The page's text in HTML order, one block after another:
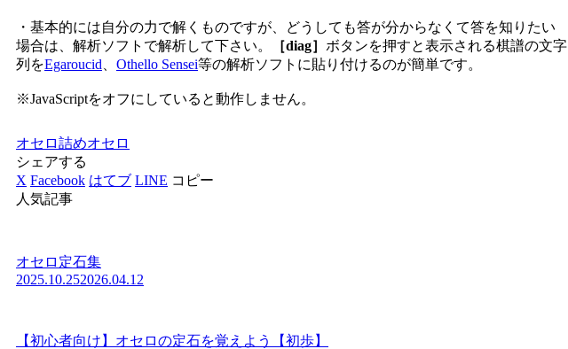
・基本的には自分の力で解くものですが、どうしても答が分からなくて答を知りたい
場合は、解析ソフトで解析して下さい。
［diag］ ボタンを押すと表示される棋譜の文字
列をEgaroucid Othello Sensei等の解析ソフトに貼り付けるのが簡単です。
※JavaScriptをオフにしていると動作しません。
オセロ詰めオセロ
シェアする
X Facebook はてブ LINE コピー
人気記事
オセロ定石集
2025.10.252026.04.12
【初心者向け】オセロの定石を覚えよう【初歩】